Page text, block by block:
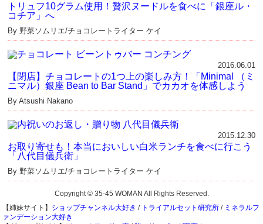
トリュフ10グラム使用！贅沢ヌードルを食べに「銀座ル・
コチア」へ
By 野菜ソムリエ/チョコレートライター ケイ
2016.06.01
【閉店】チョコレートの1つ上の楽しみ方！「Minimal （ミ
ニマル）銀座 Bean to Bar Stand」でカカオを体感しよう
By Atsushi Nakano
2015.12.30
お取り寄せも！本当においしい白米ランチを食べに行こう
「八代目儀兵衛」
By 野菜ソムリエ/チョコレートライター ケイ
Copyright © 35-45 WOMAN All Rights Reserved.
【姉妹サイト】 ショップチャンネル大好き / トライアルセット研究所 / ミネラルフ
ァンデーション大好き